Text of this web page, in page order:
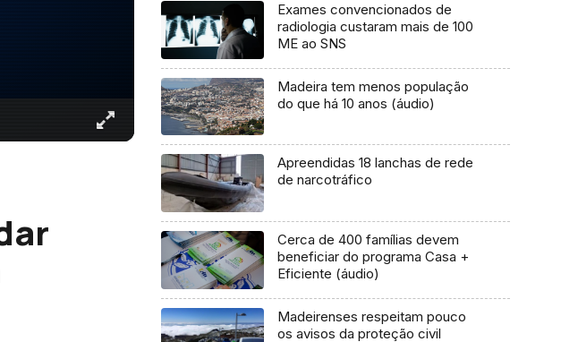
Exames convencionados de
radiologia custaram mais de 100
ME ao SNS
Madeira tem menos população
do que há 10 anos (áudio)
Apreendidas 18 lanchas de rede
de narcotráfico
Cerca de 400 famílias devem
beneficiar do programa Casa +
Eficiente (áudio)
Madeirenses respeitam pouco
os avisos da proteção civil